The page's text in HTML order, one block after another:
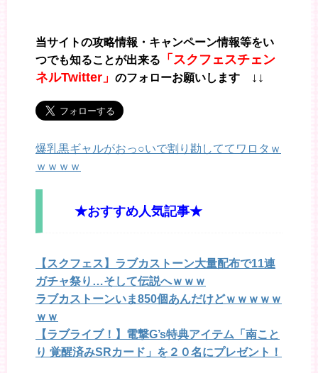
当サイトの攻略情報・キャンペーン情報等をい
つでも知ることが出来る
「スクフェスチェン
ネルTwitter」 のフォローお願いします ↓↓
爆乳黒ギャルがおっ○いで割り勘しててワロタｗ
ｗｗｗｗ
★おすすめ人気記事★
【スクフェス】ラブカストーン大量配布で11連
ガチャ祭り…そして伝説へｗｗｗ
ラブカストーンいま850個あんだけどｗｗｗｗｗ
ｗｗ
【ラブライブ！】電撃G’s特典アイテム「南こと
り 覚醒済みSRカード」を２０名にプレゼント！